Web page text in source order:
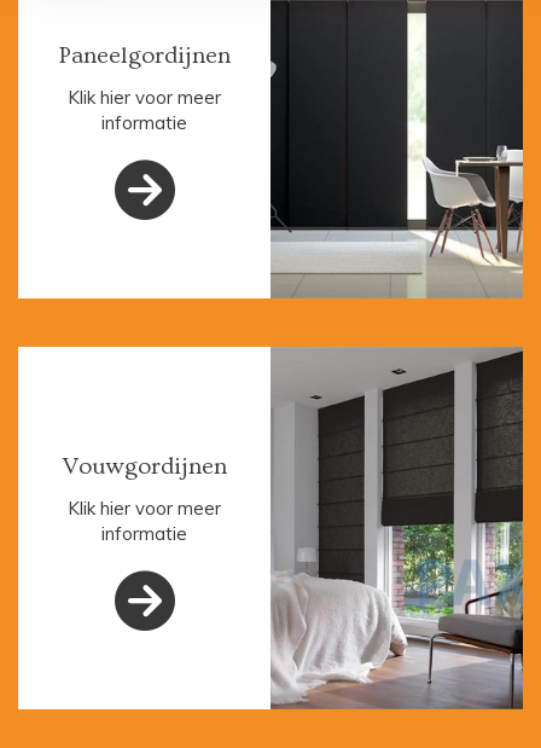
Paneelgordijnen
Klik hier voor meer
informatie

Vouwgordijnen
Klik hier voor meer
informatie
